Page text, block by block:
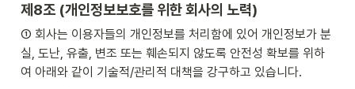
제8조 (개인정보보호를 위한 회사의 노력)
① 회사는 이용자들의 개인정보를 처리함에 있어 개인정보가 분
실, 도난, 유출, 변조 또는 훼손되지 않도록 안전성 확보를 위하
여 아래와 같이 기술적/관리적 대책을 강구하고 있습니다.